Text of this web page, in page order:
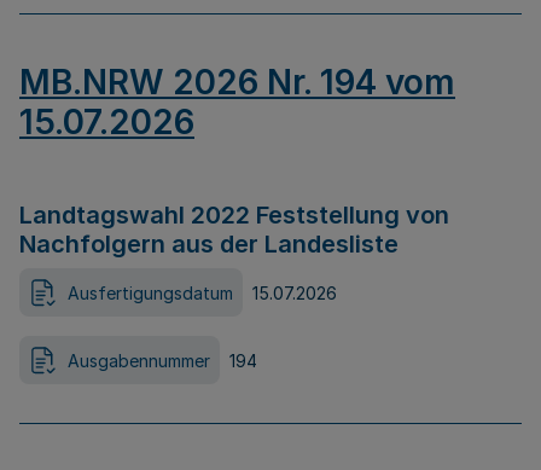
MB.NRW 2026 Nr. 194 vom
15.07.2026
Landtagswahl 2022 Feststellung von
Nachfolgern aus der Landesliste
Ausfertigungsdatum 15.07.2026
Ausgabennummer 194